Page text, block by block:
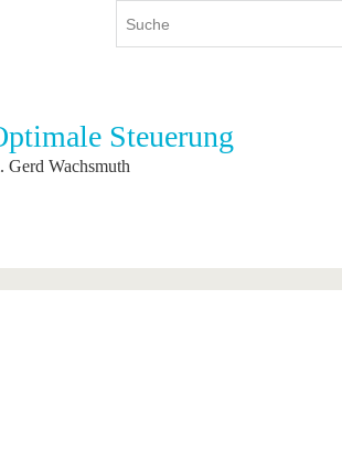
Profil
BTU ins Ausland
Weiterbildung
Steuerung
Gerd Wachsmuth